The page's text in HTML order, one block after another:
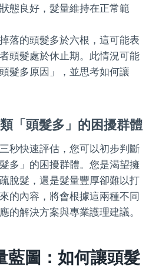
態良好，髮量維持在正常範
落的頭髮多於六根，這可能表
頭髮處於休止期。此情況可能
髮多原因」，並思考如何讓
「頭髮多」的困擾群體
秒快速評估，您可以初步判斷
多」的困擾群體。您是渴望擁
脫髮，還是髮量豐厚卻難以打
的內容，將會根據這兩種不同
的解決方案與專業護理建議。
藍圖：如何讓頭髮